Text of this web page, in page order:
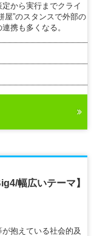
から実行までクライ
屋”のスタンスで外部の
携も多くなる。
幅広いテーマ】
抱えている社会的及